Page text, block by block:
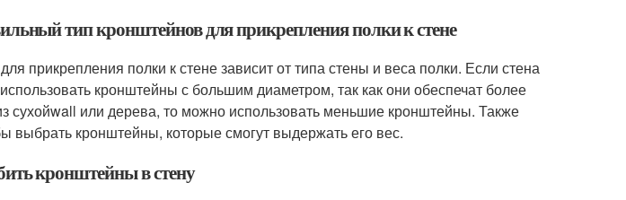
тип кронштейнов для прикрепления полки к стене
прикрепления полки к стене зависит от типа стены и веса полки. Если стена
кронштейны с большим диаметром, так как они обеспечат более
сухойwall или дерева, то можно использовать меньшие кронштейны. Также
выбрать кронштейны, которые смогут выдержать его вес.
кронштейны в стену